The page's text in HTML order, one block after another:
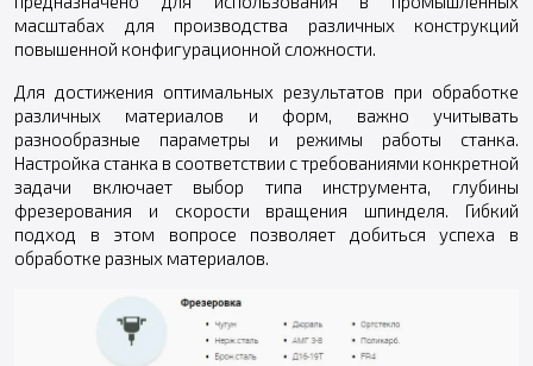
масштабах для производства различных конструкций
повышенной конфигурационной сложности.
Для достижения оптимальных результатов при обработке
различных материалов и форм, важно учитывать
разнообразные параметры и режимы работы станка.
Настройка станка в соответствии с требованиями конкретной
задачи включает выбор типа инструмента, глубины
фрезерования и скорости вращения шпинделя. Гибкий
подход в этом вопросе позволяет добиться успеха в
обработке разных материалов.